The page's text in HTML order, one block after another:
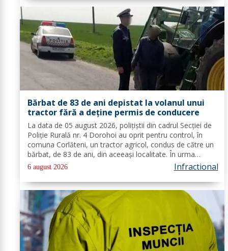
Bărbat de 83 de ani depistat la volanul unui
tractor fără a deține permis de conducere
La data de 05 august 2026, polițiștii din cadrul Secției de
Poliție Rurală nr. 4 Dorohoi au oprit pentru control, în
comuna Corlăteni, un tractor agricol, condus de către un
bărbat, de 83 de ani, din aceeași localitate. În urma
verificărilor efectuate de către polițiști, s-a constatat
faptul că...
6 august 2026 Infractional